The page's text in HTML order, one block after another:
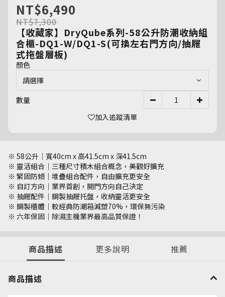
NT$6,490
NT$7,300
【收藏家】DryQube系列-58公升防潮收納組
合櫃-DQ1-W/DQ1-S(可換左右門方向/抽屜
式拖盤層板)
顏色
數量
加入追蹤清單
※ 58公升｜寬40cm x 高41.5cm x 深41.5cm
※ 靈活組合｜三種尺寸積木組合概念，美觀好擴充
※ 緊固防傾｜堆疊組合配件，自由擴充更安全
※ 自訂方向｜業界首創，開門方向自己決定
※ 抽屜配件｜鋼製抽屜托盤，收納靈活更安全
※ 鋼製櫃體｜較經典防潮箱減塑70%，環保無污染
※ 六年保固｜除濕主機業界最高品質保證！
商品描述 更多說明 推薦
商品描述